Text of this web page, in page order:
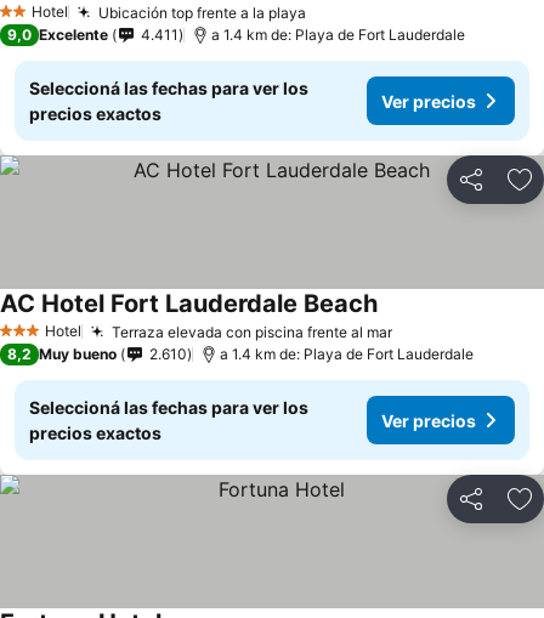
2 Estrellas
Hotel Ubicación top frente a la playa
9,0 Excelente 4.411 a 1.4 km de: Playa de Fort Lauderdale
Seleccioná las fechas para ver los
precios exactos
Ver precios
Compartir
3 Estrellas
Hotel Terraza elevada con piscina frente al marVer precios
AC Hotel Fort Lauderdale BeachVer precios
8,2 Muy bueno 2.610 a 1.4 km de: Playa de Fort Lauderdale
Seleccioná las fechas para ver los
precios exactos
Ver precios
Compartir